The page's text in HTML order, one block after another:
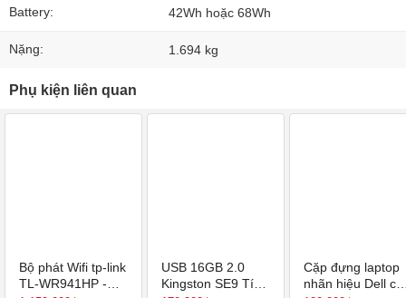
Battery: 42Wh hoặc 68Wh
Nặng: 1.694 kg
Phụ kiện liên quan
Bộ phát Wifi tp-link
TL-WR941HP -
USB 16GB 2.0
Kingston SE9 Tích
Cặp đựng laptop
nhãn hiệu Dell có